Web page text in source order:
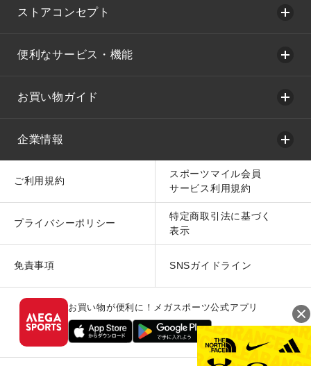
ストアコンセプト
便利なサービス・機能
お買い物ガイド
企業情報
ご利用規約
スポーツマイル会員
サービス利用規約
プライバシーポリシー
特定商取引法に基づく
表示
免責事項 SNSガイドライン
お買い物が便利に！メガスポーツ公式アプリ